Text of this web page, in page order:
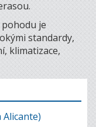
je
standardy,
klimatizace,
Alicante)